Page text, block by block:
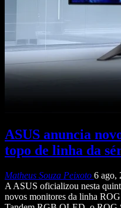
ASUS anuncia
topo de linha da
Matheus Souza Peixoto 6 ago,
A ASUS oficializou nesta
novos monitores da linha